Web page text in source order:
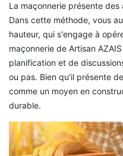
La maçonnerie présente
Dans cette méthode, vous
hauteur, qui s'engage à
maçonnerie de Artisan
planification et de
ou pas. Bien qu'il présente
comme un moyen en
durable.